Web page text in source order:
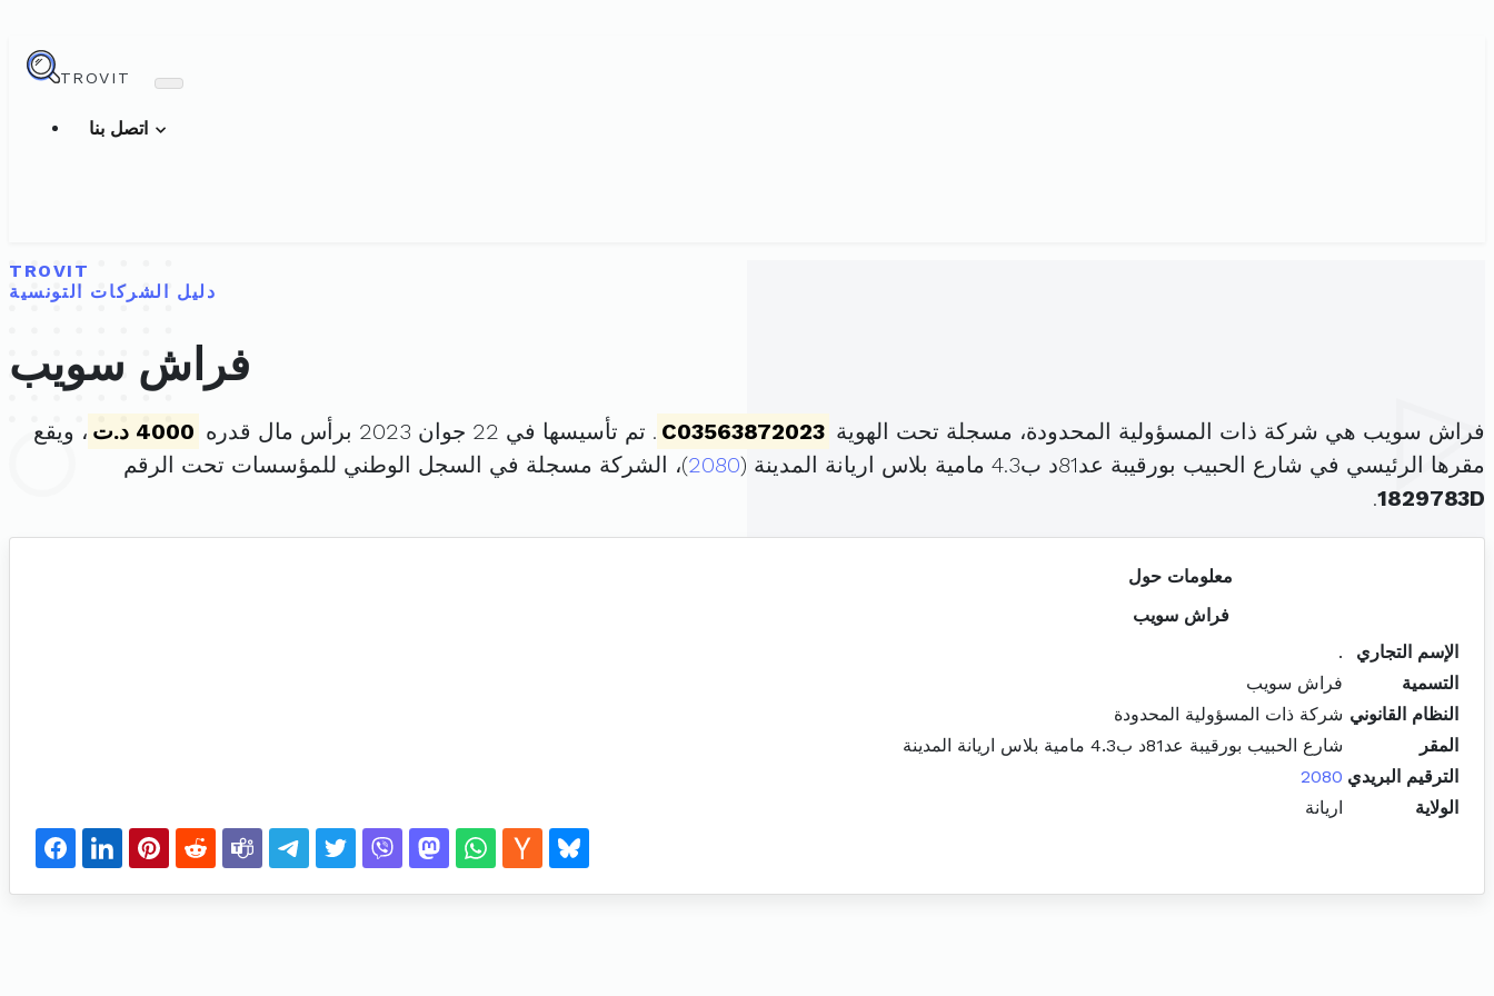
TROVIT
TROVIT
دليل الشركات التونسية
فراش سويب
فراش سويب هي شركة ذات المسؤولية المحدودة، مسجلة تحت الهوية C03563872023 . تم تأسيسها في 22 جوان 2023 برأس مال قدره 4000 د.ت
، ويقع
مقرها الرئيسي في شارع الحبيب بورقيبة عد81د ب4.3 مامية بلاس اريانة المدينة (
2080)، الشركة مسجلة في السجل الوطني للمؤسسات تحت الرقم
1829783D
.
معلومات حول
فراش سويب
الإسم التجاري
.
التسمية
فراش سويب
النظام القانوني شركة ذات المسؤولية المحدودة
المقر
شارع الحبيب بورقيبة عد81د ب4.3 مامية بلاس اريانة المدينة
الترقيم البريدي 2080
الولاية
اريانة